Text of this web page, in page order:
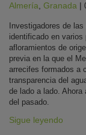
Almería Granada |
Investigadores de
identificado en
afloramientos de
previa en la que el
arrecifes formados a
transparencia del
de lado a lado.
del pasado.
Sigue leyendo